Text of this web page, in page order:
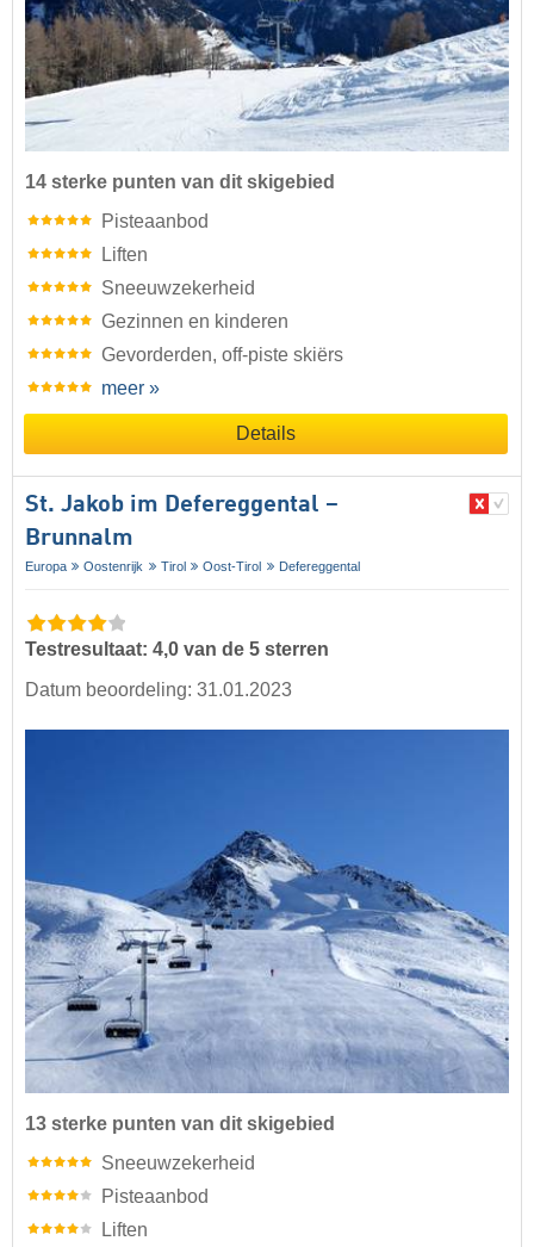
14 sterke punten van dit skigebied
Pisteaanbod
Liften
Sneeuwzekerheid
Gezinnen en kinderen
Gevorderden, off-piste skiërs
meer »
Details
St. Jakob im Defereggental –
Brunnalm
Europa Oostenrijk Tirol Oost-Tirol Defereggental
Testresultaat: 4,0 van de 5 sterren
Datum beoordeling: 31.01.2023
13 sterke punten van dit skigebied
Sneeuwzekerheid
Pisteaanbod
Liften